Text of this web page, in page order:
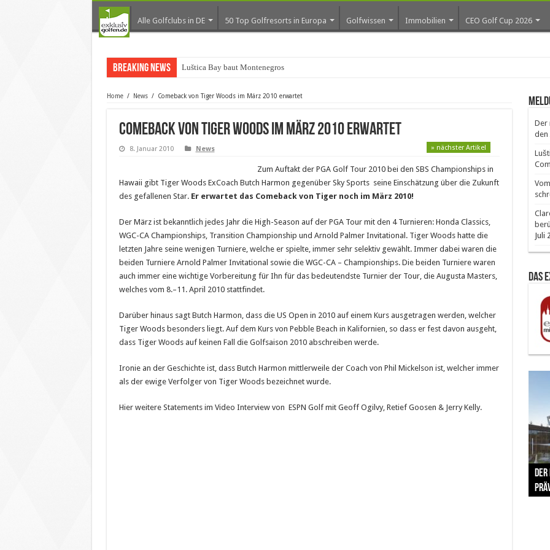
Alle Golfclubs in DE 50 Top Golfresorts in Europa Golfwissen Immobilien CEO Golf Cup 2026
Breaking News Luštica Bay baut Montenegros erste Golf-Community w
Home / News / Comeback von Tiger Woods im März 2010 erwartet
Comeback von Tiger Woods im März 2010 erwartet
8. Januar 2010 News » nächster Artikel
Zum Auftakt der PGA Golf Tour 2010 bei den SBS Championships in
Hawaii gibt Tiger Woods ExCoach Butch Harmon gegenüber Sky Sports seine Einschätzung über die Zukunft
des gefallenen Star. Er erwartet das Comeback von Tiger noch im März 2010!
Der März ist bekanntlich jedes Jahr die High-Season auf der PGA Tour mit den 4 Turnieren: Honda Classics,
WGC-CA Championships, Transition Championship und Arnold Palmer Invitational. Tiger Woods hatte die
letzten Jahre seine wenigen Turniere, welche er spielte, immer sehr selektiv gewählt. Immer dabei waren die
beiden Turniere Arnold Palmer Invitational sowie die WGC-CA – Championships. Die beiden Turniere waren
auch immer eine wichtige Vorbereitung für Ihn für das bedeutendste Turnier der Tour, die Augusta Masters,
welches vom 8.–11. April 2010 stattfindet.
Darüber hinaus sagt Butch Harmon, dass die US Open in 2010 auf einem Kurs ausgetragen werden, welcher
Tiger Woods besonders liegt. Auf dem Kurs von Pebble Beach in Kalifornien, so dass er fest davon ausgeht,
dass Tiger Woods auf keinen Fall die Golfsaison 2010 abschreiben werde.
Ironie an der Geschichte ist, dass Butch Harmon mittlerweile der Coach von Phil Mickelson ist, welcher immer
als der ewige Verfolger von Tiger Woods bezeichnet wurde.
Hier weitere Statements im Video Interview von ESPN Golf mit Geoff Ogilvy, Retief Goosen & Jerry Kelly.
Der
den
Juli
Das
The